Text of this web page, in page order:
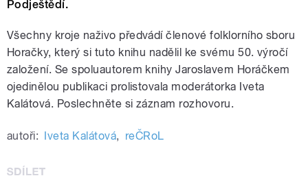
Podještědí.
Všechny kroje naživo předvádí členové folklorního sboru
Horačky, který si tuto knihu nadělil ke svému 50. výročí
založení. Se spoluautorem knihy Jaroslavem Horáčkem
ojedinělou publikaci prolistovala moderátorka Iveta
Kalátová. Poslechněte si záznam rozhovoru.
autoři: Iveta Kalátová, reČRoL